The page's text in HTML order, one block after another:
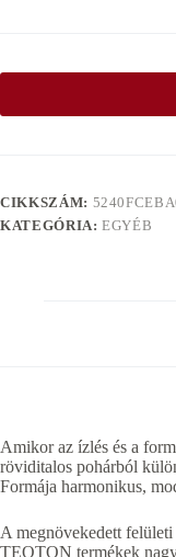
CIKKSZÁM:
KATEGÓRIA:EGYÉB
Amikor az ízlés és a
röviditalos pohárból
Formája harmonikus,
A megnövekedett
TEQTON termékek